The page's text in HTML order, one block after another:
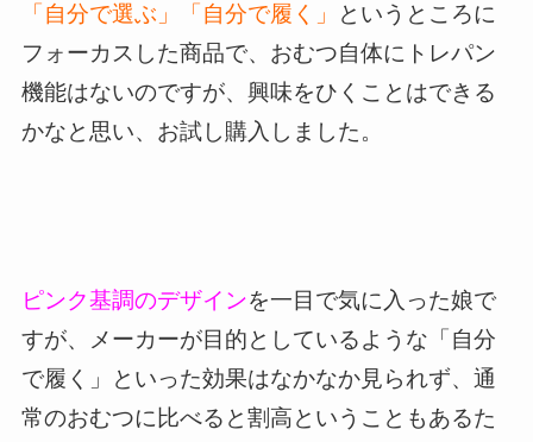
「自分で選ぶ」「自分で履く」
というところに
フォーカスした商品で、おむつ自体にトレパン
機能はないのですが、興味をひくことはできる
かなと思い、お試し購入しました。
ピンク基調のデザインを一目で気に入った娘で
すが、メーカーが目的としているような「自分
で履く」といった効果はなかなか見られず、通
常のおむつに比べると割高ということもあるた